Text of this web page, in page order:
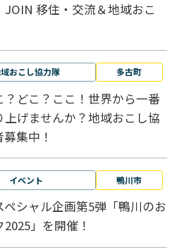
JOIN 移住・交流＆地域おこ
おこし協力隊 多古町
？どこ？ここ！世界から一番
げませんか？地域おこし協
集中！
イベント 鴨川市
ペシャル企画第5弾「鴨川のお
」を開催！